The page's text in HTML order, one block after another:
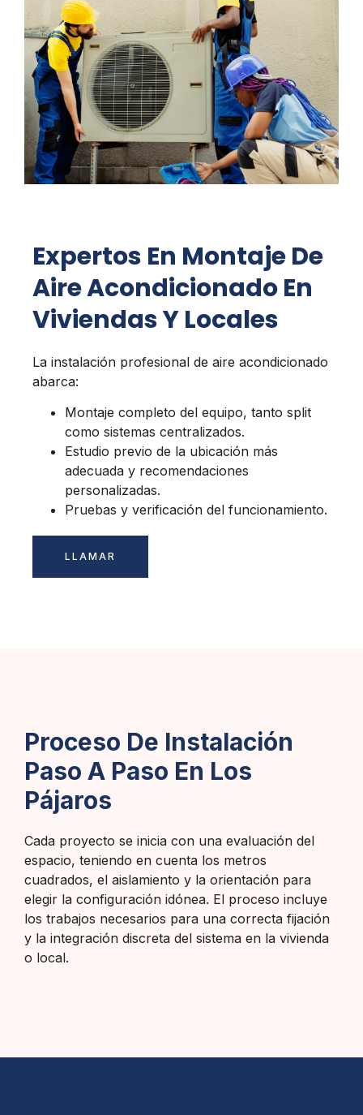
Expertos En Montaje De
Aire Acondicionado En
Viviendas Y Locales
La instalación profesional de aire acondicionado
abarca:
Montaje completo del equipo, tanto split
como sistemas centralizados.
Estudio previo de la ubicación más
adecuada y recomendaciones
personalizadas.
Pruebas y verificación del funcionamiento.
LLAMAR
Proceso De Instalación
Paso A Paso En Los
Pájaros
Cada proyecto se inicia con una evaluación del
espacio, teniendo en cuenta los metros
cuadrados, el aislamiento y la orientación para
elegir la configuración idónea. El proceso incluye
los trabajos necesarios para una correcta fijación
y la integración discreta del sistema en la vivienda
o local.